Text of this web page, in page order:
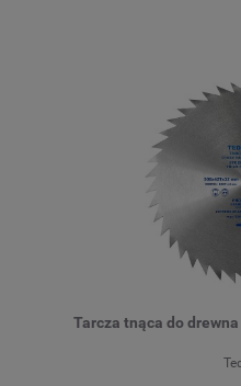
Tarcza tnąca do